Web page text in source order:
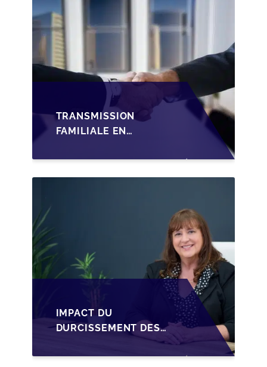
TRANSMISSION
FAMILIALE EN
STRUCTURER LA
CESSION DES PARTS
IMPACT DU
DURCISSEMENT DES
CRÉDIT SUR LA